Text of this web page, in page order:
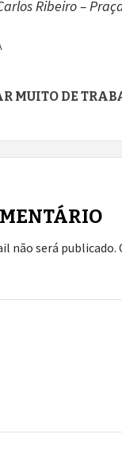
Ribeiro –
MUITO DE
não será publicado.